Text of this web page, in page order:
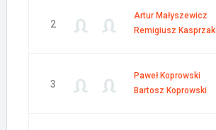
2
Artur Małyszewicz
Remigiusz Kasprzak
3
Paweł Koprowski
Bartosz Koprowski